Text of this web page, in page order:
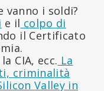
vanno i soldi?
e il colpo di
il Certificato
CIA, ecc. La
criminalità
Valley in